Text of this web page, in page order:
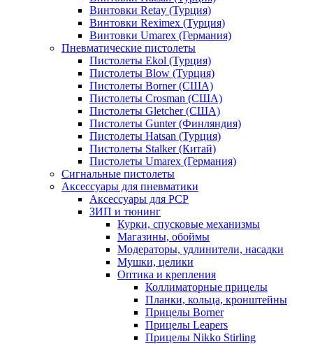
Винтовки Retay (Турция)
Винтовки Reximex (Турция)
Винтовки Umarex (Германия)
Пневматические пистолеты
Пистолеты Ekol (Турция)
Пистолеты Blow (Турция)
Пистолеты Borner (США)
Пистолеты Crosman (США)
Пистолеты Gletcher (США)
Пистолеты Gunter (Финляндия)
Пистолеты Hatsan (Турция)
Пистолеты Stalker (Китай)
Пистолеты Umarex (Германия)
Сигнальные пистолеты
Аксессуары для пневматики
Аксессуары для PCP
ЗИП и тюнинг
Курки, спусковые механизмы
Магазины, обоймы
Модераторы, удлинители, насадки
Мушки, целики
Оптика и крепления
Коллиматорные прицелы
Планки, кольца, кронштейны
Прицелы Borner
Прицелы Leapers
Прицелы Nikko Stirling